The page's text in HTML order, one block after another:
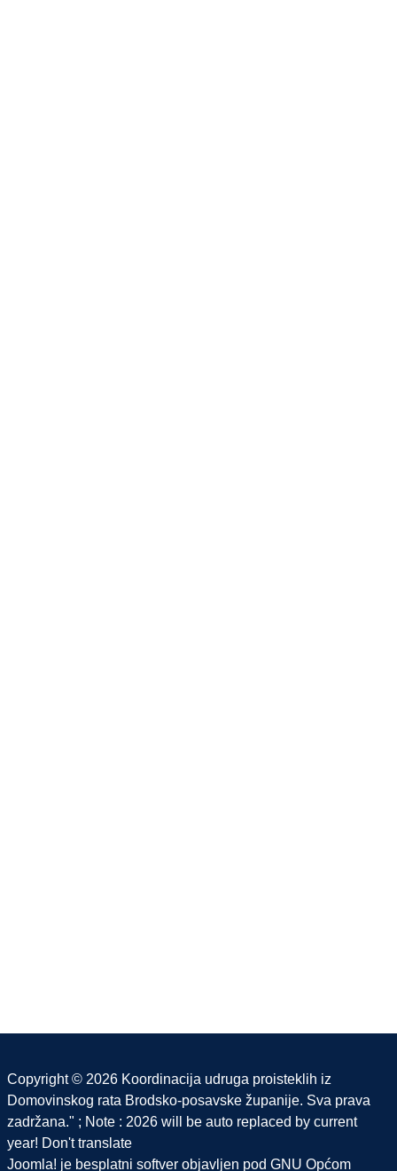
Copyright © 2026 Koordinacija udruga proisteklih iz
Domovinskog rata Brodsko-posavske županije. Sva prava
zadržana." ; Note : 2026 will be auto replaced by current
year! Don't translate
Joomla! je besplatni softver objavljen pod GNU Općom